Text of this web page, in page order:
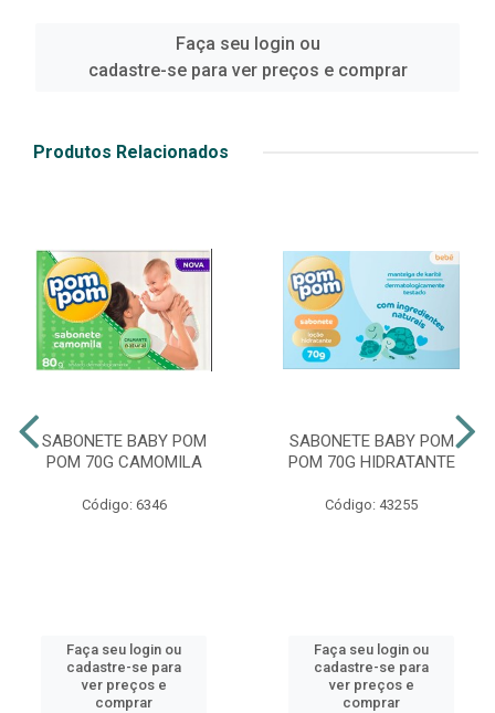
Faça seu login ou
cadastre-se para ver preços e comprar
Produtos Relacionados
SABONETE BABY POM
POM 70G CAMOMILA
Código: 6346
Faça seu login ou
cadastre-se para
ver preços e
comprar
SABONETE BABY POM
POM 70G HIDRATANTE
Código: 43255
Faça seu login ou
cadastre-se para
ver preços e
comprar